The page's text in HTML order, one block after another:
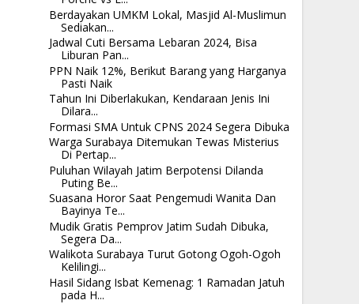
Berdayakan UMKM Lokal, Masjid Al-Muslimun
Sediakan...
Jadwal Cuti Bersama Lebaran 2024, Bisa
Liburan Pan...
PPN Naik 12%, Berikut Barang yang Harganya
Pasti Naik
Tahun Ini Diberlakukan, Kendaraan Jenis Ini
Dilara...
Formasi SMA Untuk CPNS 2024 Segera Dibuka
Warga Surabaya Ditemukan Tewas Misterius
Di Pertap...
Puluhan Wilayah Jatim Berpotensi Dilanda
Puting Be...
Suasana Horor Saat Pengemudi Wanita Dan
Bayinya Te...
Mudik Gratis Pemprov Jatim Sudah Dibuka,
Segera Da...
Walikota Surabaya Turut Gotong Ogoh-Ogoh
Kelilingi...
Hasil Sidang Isbat Kemenag: 1 Ramadan Jatuh
pada H...